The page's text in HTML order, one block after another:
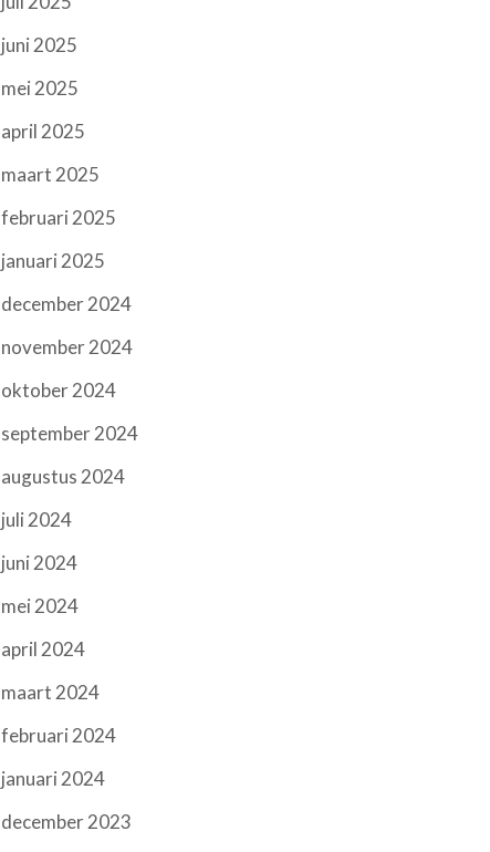
juni 2025
mei 2025
april 2025
maart 2025
februari 2025
januari 2025
december 2024
november 2024
oktober 2024
september 2024
augustus 2024
juli 2024
juni 2024
mei 2024
april 2024
maart 2024
februari 2024
januari 2024
december 2023